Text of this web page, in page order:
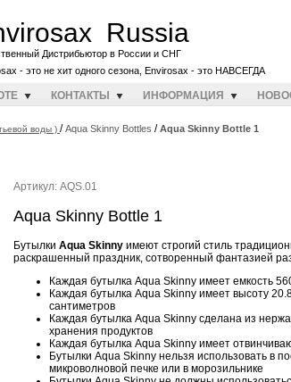
Russia
Дистрибьютор в России и СНГ
- это не хит одного сезона, Envirosax - это НАВСЕГДА
КОНТАКТЫ ИНФОРМАЦИЯ
воды ) /Aqua Skinny Bottles /Aqua Skinny Bottle 1
Артикул: AQS.01
Aqua Skinny Bottle 1
Бутылки Aqua Skinny имеют строгий стиль
раскрашенный праздник, сотворенный фантазией
Каждая бутылка Aqua Skinny имеет емкость
Каждая бутылка Aqua Skinny имеет высоту
сантиметров
Каждая бутылка Aqua Skinny сделана из
хранения продуктов
Каждая бутылка Aqua Skinny имеет
Бутылки Aqua Skinny нельзя использовать в
микроволновой печке или в морозильнике